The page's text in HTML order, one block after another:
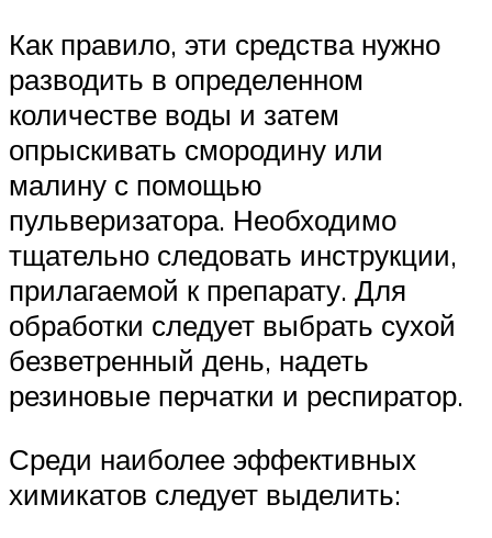
Как правило, эти средства нужно
разводить в определенном
количестве воды и затем
опрыскивать смородину или
малину с помощью
пульверизатора. Необходимо
тщательно следовать инструкции,
прилагаемой к препарату. Для
обработки следует выбрать сухой
безветренный день, надеть
резиновые перчатки и респиратор.
Среди наиболее эффективных
химикатов следует выделить: